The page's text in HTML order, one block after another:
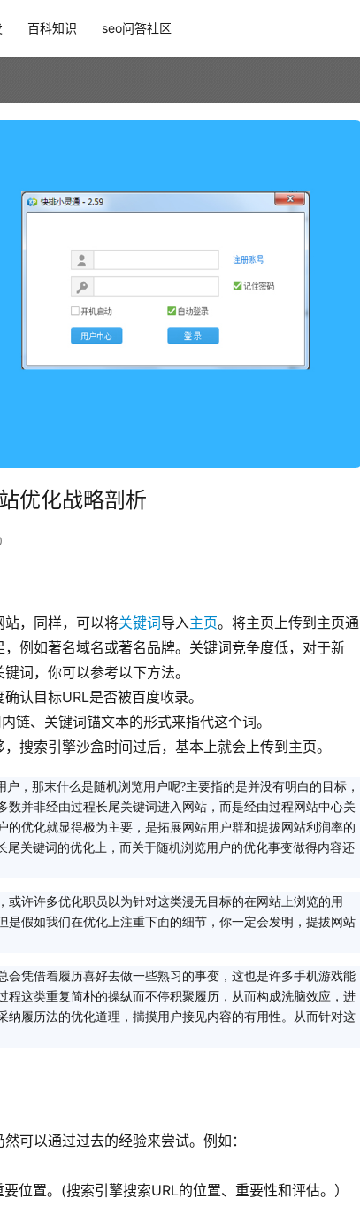
百科知识 seo问答社区
优化战略剖析
站，同样，可以将关键词导入主页。将主页上传到主页通
例如著名域名或著名品牌。关键词竞争度低，对于新
词，你可以参考以下方法。
认目标URL是否被百度收录。
链、关键词锚文本的形式来指代这个词。
搜索引擎沙盒时间过后，基本上就会上传到主页。
，那末什么是随机浏览用户呢?主要指的是并没有明白的目标，
并非经由过程长尾关键词进入网站，而是经由过程网站中心关
优化就显得极为主要，是拓展网站用户群和提拔网站利润率的
关键词的优化上，而关于随机浏览用户的优化事变做得内容还
许许多优化职员以为针对这类漫无目标的在网站上浏览的用
假如我们在优化上注重下面的细节，你一定会发明，提拔网站
凭借着履历喜好去做一些熟习的事变，这也是许多手机游戏能
这类重复简朴的操纵而不停积聚履历，从而构成洗脑效应，进
履历法的优化道理，揣摸用户接见内容的有用性。从而针对这
可以通过过去的经验来尝试。例如：
位置。(搜索引擎搜索URL的位置、重要性和评估。）